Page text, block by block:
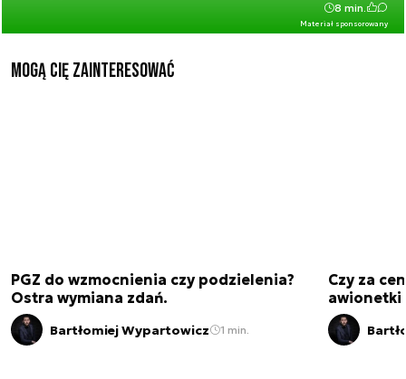
Materiał sponsorowany
8 min.
Mogą Cię zainteresować
PGZ do wzmocnienia czy podzielenia?
Ostra wymiana zdań.
Bartłomiej Wypartowicz 1 min.
Czy za
awionetki